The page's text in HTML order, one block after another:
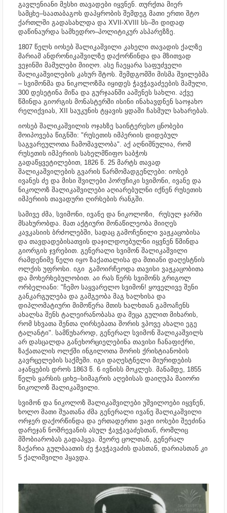
გავლენიანი მესხი თავადები იყვნენ. თურქთა მიერ
სამცხე–საათაბაგოს დაპყრობის შემდეგ მათი ერთი შტო
ქართლში გადასახლდა და XVII-XVIII სს–ში დიდად
დაწინაურდა სამხედრო–პოლიტიკურ ასპარეზზე.
1807 წელს იოსებ შალიკაშვილი კახელი თავადის ქალზე
მარიამ ანდრონიკაშვილზე დაქორწინდა და მზითვად
ვეჯინში მამულები მიიღო. ასე ჩაეყარა საფუძველი
შალიკაშვილების კახურ შტოს. შემდგომში მისმა შვილებმა
– სვიმონმა და ნიკოლოზმა იყიდეს ჭავჭავაძეების მამული,
300 დესეტინა მიწა და გურჯაანში ააშენეს სახლი. აქვე
წმინდა გიორგის მონასტერში ისინი ინახავდნენ საოჯახო
რელიქვიას, XII საუკუნის ტყავის ყდაში ჩასმულ სახარებას.
იოსებ შალიკაშვილის ოჯახზე საინტერესო ცნობები
მოიპოვება წიგნში: "რუსეთის იმპერიის დიდებულ
საგვარეულოთა ჩამომავლობა". აქ აღნიშნულია, რომ
რუსეთის იმპერიის სახელმწიფო საბჭოს
გადაწყვეტილებით, 1826 წ. 25 მარტს თავად
შალიკაშვილების გვარის წარმომადგენლები: იოსებ
ივანეს ძე და მისი შვილები პორუჩიკი სვიმონი, ივანე და
ნიკოლოზ შალიკაშვილები აღიარებულნი იქნენ რუსეთის
იმპერიის თავადური ღირსების რანგში.
სამივე ძმა, სვიმონი, ივანე და ნიკოლოზი, რუსულ ჯარში
მსახურობდა. მათ აქტიური მონაწილეობა მიიღეს
კავკასიის ბრძოლებში, სადაც გამოჩენილი ვაჟკაცობისა
და თავდადებისათვის დაჯილდოებულნი იყვნენ წმინდა
გიორგის ჯვრებით. გენერალი სვიმონ შალიკაშვილი
რამდენიმე წელი იყო ზაქათალისა და მთიანი დაღესტნის
ოლქის უფროსი. იგი გამოირჩეოდა თავისი ვაჟკაცობითა
და მოხერხებულობით. აი რას წერს სვიმონს გრიგოლ
ორბელიანი: "ჩემო საყვარელო სვიმონ! ყოველივე შენი
განკარგულება და გამგეობა მაგ ხალხისა და
დიპლომატიური მიმოწერა მთის ხალხთან გამოაჩენს
ახალსა შენს ტალეირანობასა და მეცა გულით მიხარის,
რომ სხვათა შენთა ღირსებათა შორის ვპოვე ახალი ეგე
ტალანტი". სამწუხაროდ, გენერალ სვიმონ შალიკაშვილს
არ დასცალდა განეხორციელებინა თავისი ჩანაფიქრი,
ზაქათალის ოლქში ინგილოთა შორის ქრისტიანობის
გავრცელების საქმეში. იგი დაღესტნელი მიურიდების
აჯანყების დროს 1863 წ. 6 ივნისს მოკლეს. მანამდე, 1855
წელს ყარსის ციხე–სიმაგრის აღებისას დაიღუპა მაიორი
ნიკოლოზ შალიკაშვილი.
სვიმონ და ნიკოლოზ შალიკაშვილები უშვილოები იყვნენ,
ხოლო მათი შუათანა ძმა გენერალი ივანე შალიკაშვილი
ორჯერ დაქორწინდა და ერთადერთი ვაჟი იოსები შეეძინა
დარეჯან ნოშრევანის ასულ ჭავჭავაძესთან, რომლიც
მშობიარობას გადაჰყვა. მეორე ცოლთან, გენერალ
ზაქარია გულბაათის ძე ჭავჭავაძის დასთან, დარიასთან კი
5 ქალიშვილი ჰყავდა.